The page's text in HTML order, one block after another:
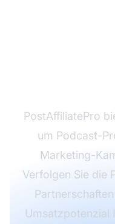
PostAffiliatePro
um Podcast-
Marketing-
Verfolgen Sie die
Umsatzpotenzial